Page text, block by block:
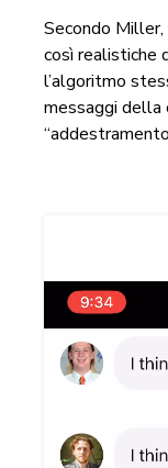
Secondo Miller,
così realistiche
l’algoritmo
messaggi della